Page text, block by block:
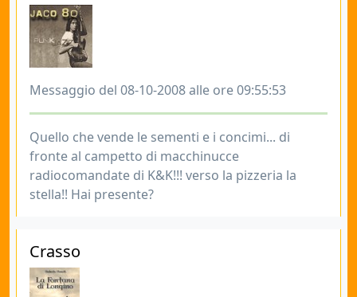
Messaggio del 08-10-2008 alle ore 09:55:53
Quello che vende le sementi e i concimi... di
fronte al campetto di macchinucce
radiocomandate di K&K!!! verso la pizzeria la
stella!! Hai presente?
Crasso